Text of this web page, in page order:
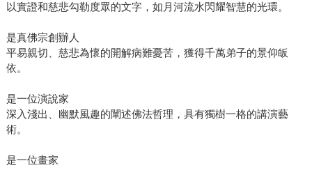
以實證和慈悲勾勒度眾的文字，如月河流水閃耀智慧的光環。
是真佛宗創辦人
平易親切、慈悲為懷的開解病難憂苦，獲得千萬弟子的景仰皈
依。
是一位演說家
深入淺出、幽默風趣的闡述佛法哲理，具有獨樹一格的講演藝
術。
是一位畫家